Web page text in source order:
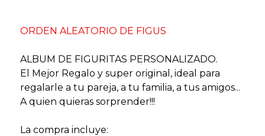
ORDEN ALEATORIO DE FIGUS
ALBUM DE FIGURITAS PERSONALIZADO.
El Mejor Regalo y super original, ideal para
regalarle a tu pareja, a tu familia, a tus amigos...
A quien quieras sorprender!!!
La compra incluye: